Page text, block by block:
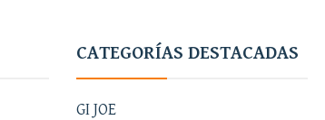
CATEGORÍAS DESTACADAS
GI JOE